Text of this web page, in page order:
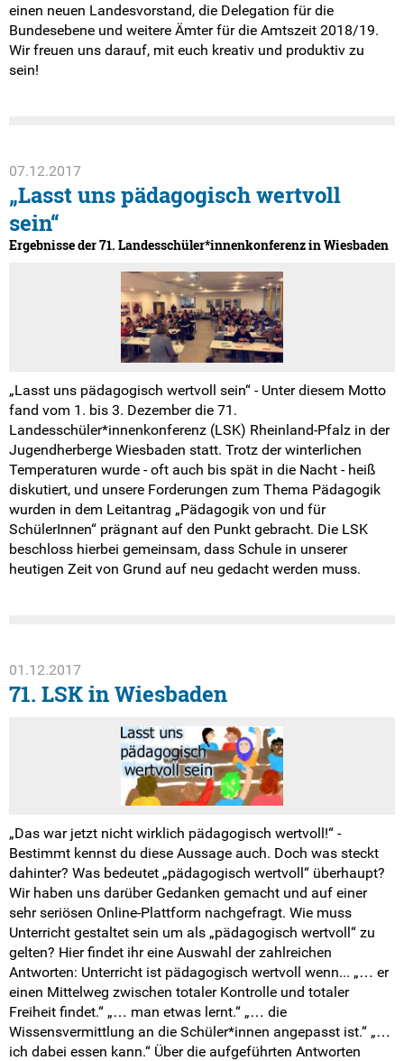
einen neuen Landesvorstand, die Delegation für die
Bundesebene und weitere Ämter für die Amtszeit 2018/19.
Wir freuen uns darauf, mit euch kreativ und produktiv zu
sein!
07.12.2017
„Lasst uns pädagogisch wertvoll
sein“
Ergebnisse der 71. Landesschüler*innenkonferenz in Wiesbaden
„Lasst uns pädagogisch wertvoll sein“ - Unter diesem Motto
fand vom 1. bis 3. Dezember die 71.
Landesschüler*innenkonferenz (LSK) Rheinland-Pfalz in der
Jugendherberge Wiesbaden statt. Trotz der winterlichen
Temperaturen wurde - oft auch bis spät in die Nacht - heiß
diskutiert, und unsere Forderungen zum Thema Pädagogik
wurden in dem Leitantrag „Pädagogik von und für
SchülerInnen“ prägnant auf den Punkt gebracht. Die LSK
beschloss hierbei gemeinsam, dass Schule in unserer
heutigen Zeit von Grund auf neu gedacht werden muss.
01.12.2017
71. LSK in Wiesbaden
„Das war jetzt nicht wirklich pädagogisch wertvoll!“ -
Bestimmt kennst du diese Aussage auch. Doch was steckt
dahinter? Was bedeutet „pädagogisch wertvoll“ überhaupt?
Wir haben uns darüber Gedanken gemacht und auf einer
sehr seriösen Online-Plattform nachgefragt. Wie muss
Unterricht gestaltet sein um als „pädagogisch wertvoll“ zu
gelten? Hier findet ihr eine Auswahl der zahlreichen
Antworten: Unterricht ist pädagogisch wertvoll wenn... „… er
einen Mittelweg zwischen totaler Kontrolle und totaler
Freiheit findet.“ „… man etwas lernt.“ „… die
Wissensvermittlung an die Schüler*innen angepasst ist.“ „…
ich dabei essen kann.“ Über die aufgeführten Antworten